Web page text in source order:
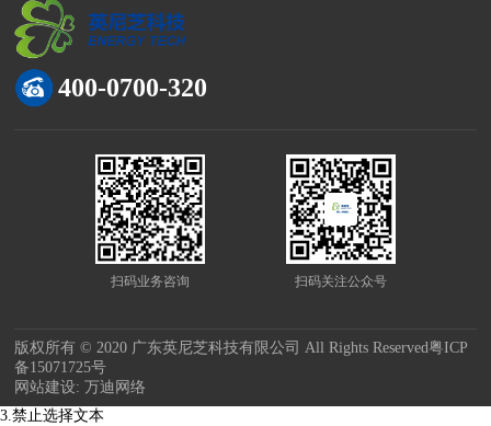
400-0700-320
扫码业务咨询 扫码关注公众号
版权所有 © 2020 广东英尼芝科技有限公司 All Rights Reserved粤ICP
备15071725号
网站建设:万迪网络
3.禁止选择文本